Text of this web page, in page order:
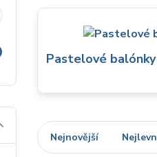
Pastelové balónky
Nejnovější